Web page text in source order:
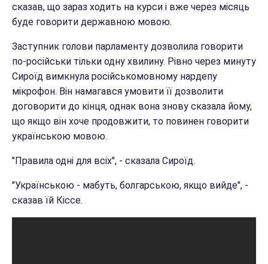
сказав, що зараз ходить на курси і вже через місяць
буде говорити державною мовою.
Заступник голови парламенту дозволила говорити
по-російськи тільки одну хвилину. Рівно через минуту
Сироїд вимкнула російськомовному нардепу
мікрофон. Він намагався умовити її дозволити
договорити до кінця, однак вона знову сказала йому,
що якщо він хоче продовжити, то повинен говорити
українською мовою.
"Правила одні для всіх", - сказала Сироїд.
"Українською - мабуть, болгарською, якщо вийде", -
сказав їй Кіссе.